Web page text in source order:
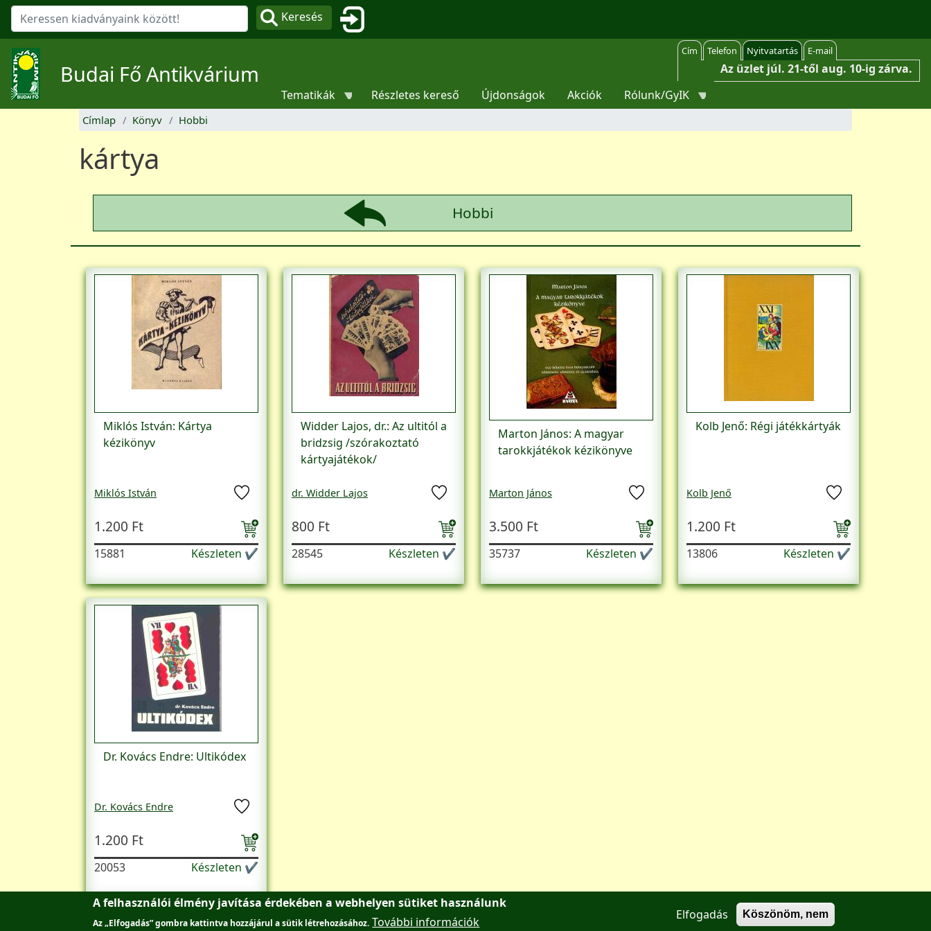
Keresés Felhasználói fiók menüje
Budai Fő Antikvárium
Cím Telefon Nyitvatartás E-mail
Az üzlet júl. 21-től aug. 10-ig zárva.
Tematikák
Részletes kereső Újdonságok Akciók Rólunk/GyIK
Címlap Könyv Hobbi
kártya
Hobbi
Miklós István: Kártya ​
kézikönyv
Miklós István
1.200 Ft
15881 Készleten ✔
Widder Lajos, dr.: Az ultitól a
bridzsig /szórakoztató
kártyajátékok/
dr. Widder Lajos
800 Ft
28545 Készleten ✔
Marton János: A magyar
tarokkjátékok kézikönyve
Marton János
3.500 Ft
35737 Készleten ✔
Kolb Jenő: Régi játékkártyák
Kolb Jenő
1.200 Ft
13806 Készleten ✔
Dr. Kovács Endre: Ultikódex
Dr. Kovács Endre
1.200 Ft
20053 Készleten ✔
A felhasználói élmény javítása érdekében a webhelyen sütiket használunk
Az „Elfogadás” gombra kattintva hozzájárul a sütik létrehozásához. További információk Elfogadás Köszönöm, nem